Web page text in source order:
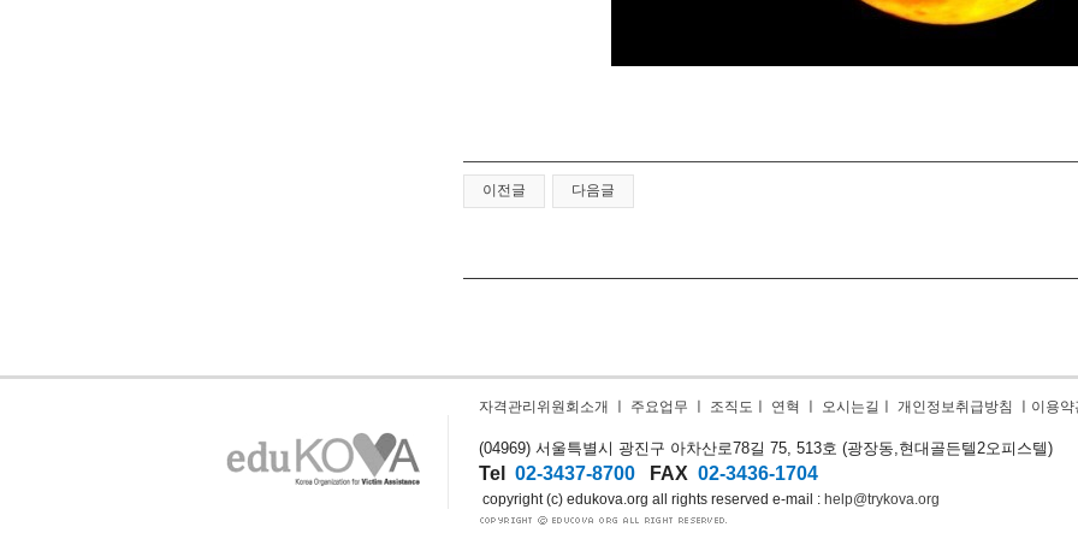
이전글 다음글
자격관리위원회소개 주요업무 조직도 연혁 오시는길 개인정보취급방침 이용약
(04969) 서울특별시 광진구 아차산로78길 75, 513호 (광장동,현대골든텔2오피스텔)
Tel 02-3437-8700 FAX 02-3436-1704
copyright (c) edukova.org all rights reserved e-mail : help@trykova.org